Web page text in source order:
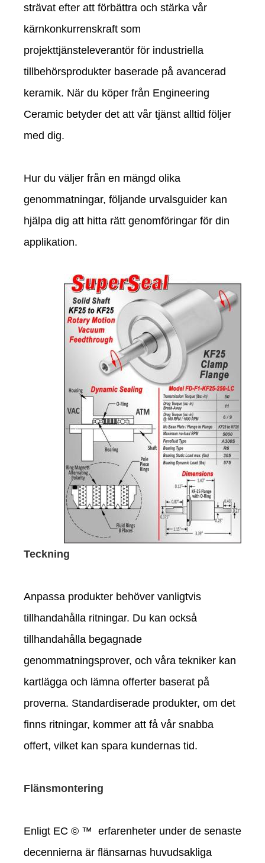
strävat efter att förbättra och stärka vår
kärnkonkurrenskraft som
projekttjänsteleverantör för industriella
tillbehörsprodukter baserade på avancerad
keramik. När du köper från Engineering
Ceramic betyder det att vår tjänst alltid följer
med dig.
Hur du väljer från en mängd olika
genommatningar, följande urvalsguider kan
hjälpa dig att hitta rätt genomföringar för din
applikation.
Teckning
Anpassa produkter behöver vanligtvis
tillhandahålla ritningar. Du kan också
tillhandahålla begagnade
genommatningsprover, och våra tekniker kan
kartlägga och lämna offerter baserat på
proverna. Standardiserade produkter, om det
finns ritningar, kommer att få vår snabba
offert, vilket kan spara kundernas tid.
Flänsmontering
Enligt EC © ™ erfarenheter under de senaste
decennierna är flänsarnas huvudsakliga